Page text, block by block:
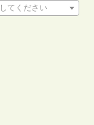
てください